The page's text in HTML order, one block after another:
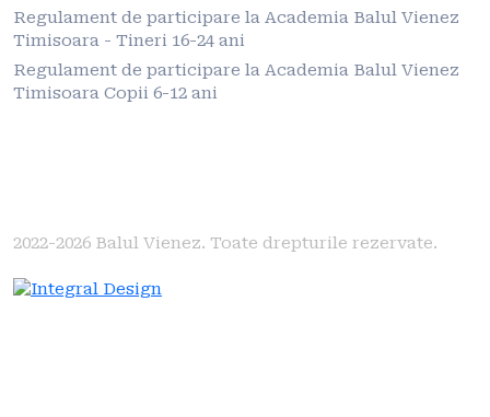
Regulament de participare la Academia Balul Vienez
Timisoara - Tineri 16-24 ani
Regulament de participare la Academia Balul Vienez
Timisoara Copii 6-12 ani
2022-2026 Balul Vienez. Toate drepturile rezervate.